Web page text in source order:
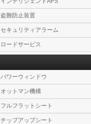
盗難防止装置
セキュリティアラーム
ロードサービス
パワーウィンドウ
オットマン機構
フルフラットシート
チップアップシート